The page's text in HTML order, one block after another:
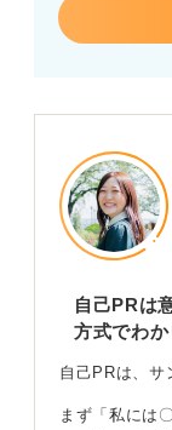
自己PRは
方式でわか
自己PRは、サ
まず「私には